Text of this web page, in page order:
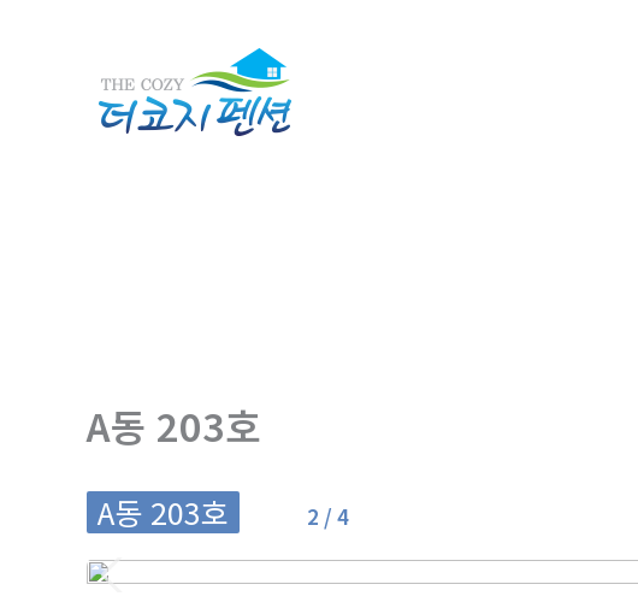
A동 203호
A동 203호 2 / 4